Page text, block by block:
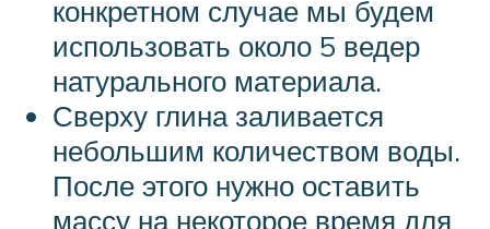
конкретном случае мы будем
использовать около 5 ведер
натурального материала.
Сверху глина заливается
небольшим количеством воды.
После этого нужно оставить
массу на некоторое время для